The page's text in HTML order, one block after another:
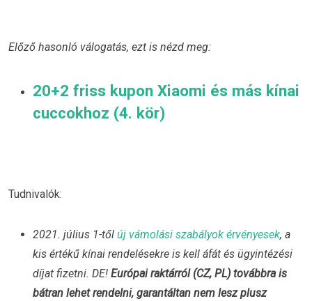
Előző hasonló válogatás, ezt is nézd meg:
20+2 friss kupon Xiaomi és más kínai
cuccokhoz (4. kör)
Tudnivalók:
2021. július 1-től új vámolási szabályok érvényesek, a
kis értékű kínai rendelésekre is kell áfát és ügyintézési
díjat fizetni. DE! Európai raktárról (CZ, PL) továbbra is
bátran lehet rendelni, garantáltan nem lesz plusz